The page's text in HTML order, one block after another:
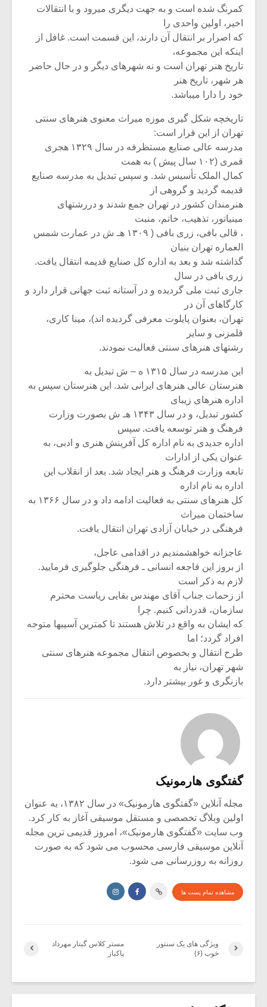
کمرنگ شده است و به جهت دیگری میرود و با انتقالات
اخیر، اولین واحدی را
که اصرار بر انتقال آن دارند، این قسمت است. غافل از
اینکه این مجموعه،
تاریخ هنر تهران است و نه شهرهای دیگر و در حال حاضر
هر شهر، تاریخ هنر
خود را دارا میباشد.
تاریخچه شکل گیری موزه میراث معنوی هنرهای سنتی
تهران از این قرار است:
مدرسه عالی صنایع مستظرفه در سال ۱۳۲۹ هجری
قمری (۱۰۲ سال پیش ) به همت
کمال الملک تأسیس شد. و سپس تبدیل به مدرسه صنایع
قدیمه گردید و گروهی از
هنرمندان کشور در تهران جمع شدند و دررشتهای
مینیاتور، تذهیب، خاتم، منبت
، قالی بافی، زری بافی ( ۱۳۰۹ هـ ش در عمارت شمس
العماره تهران بنیان
گذاشته شد و بعد به اداره کل صنایع قدیمه انتقال یافت.
زری بافی در سال
جاری ثبت ملی گردیده و در آستانه ثبت جهانی قرار دارد و
کارگاهای آن در
تهران، بعنوان پایلوت معرفی گردیده اند)، مینا کاری،
قلمزنی و سایر
رشتهای هنرهای سنتی فعالیت نمودند.
این مدرسه در سال ۱۳۱۵ ه – ش تبدیل به
هنرستان عالی هنرهای ایرانی شد. این هنرستان سپس به
اداره هنرهای زیبای
کشور تبدیل، و در سال ۱۳۴۳ هـ ش بصورت وزارت
فرهنگ و هنر توسعه یافت. سپس
اداره جدیدی به نام اداره کل آفرینش هنری و ادبی، به
عنوان یکی از ادارات
تابعه وزارت فرهنگ و هنر ایجاد شد. بعد از انقلاب این
اداره به نام اداره
کل هنرهای سنتی به فعالیت ادامه داد و در سال ۱۳۶۶ به
ساختمان میراث
فرهنگی در خیابان آزادی تهران انتقال یافت.
عاجزانه خواهشمندیم در اقدامی عاجل،
از بروز این فاجعه انسانی ـ فرهنگی جلوگیری فرمایید.
لازم به ذکر است
از زحمات جناب آقای مهندس بقایی ریاست محترم
سازمان، قدردانی کنیم. چرا
که ایشان به واقع در تلاش هستند تا کمترین آسیبها متوجه
افراد گردد؛ اما
طرح انتقال و بخصوص انتقال مجموعه هنرهای سنتی
شهر تهران، نیاز به
بازنگری و غور بیشتر دارد.
گفتگوی هارمونیک
مجله آنلاین «گفتگوی هارمونیک» در سال ۱۳۸۲، به عنوان
اولین وبلاگ تخصصی و مستقل موسیقی آغاز به کار کرد.
وب سایت «گفتگوی هارمونیک»، امروز قدیمی ترین مجله
آنلاین موسیقی فارسی محسوب می شود که به صورت
روزانه به روزرسانی می شود.
مشاهده تمام پست ها
مستر کلاس گیتار مهرداد
پاکباز
ویژگی های یک سنتور
خوب (۶)